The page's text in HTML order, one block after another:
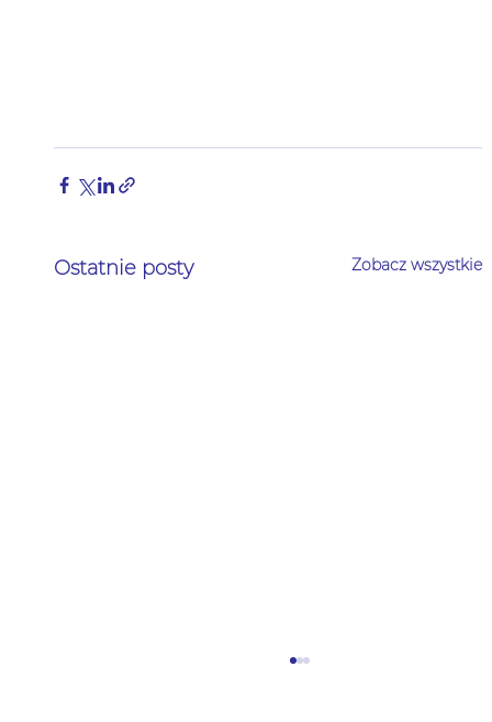
Ostatnie posty Zobacz wszystkie